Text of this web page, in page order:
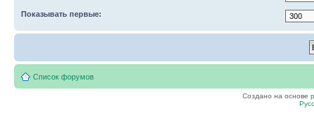
Показывать первые:
Список форумов
Создано на основе